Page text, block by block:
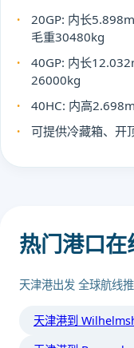
20GP: 内长
毛重30480kg
40GP: 内长
26000kg
40HC: 内高
可提供冷藏箱、开
热门港口
天津港出发 全球航线
天津港到